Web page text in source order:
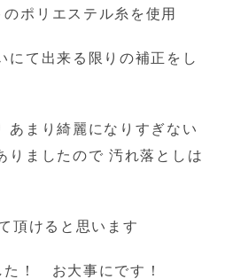
ポリエステル糸を使用
にて出来る限りの補正をし
あまり綺麗になりすぎない
りましたので 汚れ落としは
頂けると思います
た！ お大事にです！